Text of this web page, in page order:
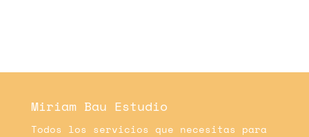
Miriam Bau Estudio
Todos los servicios que necesitas para